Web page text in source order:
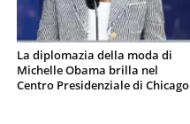
La diplomazia della moda di
Michelle Obama brilla nel
Centro Presidenziale di Chicago